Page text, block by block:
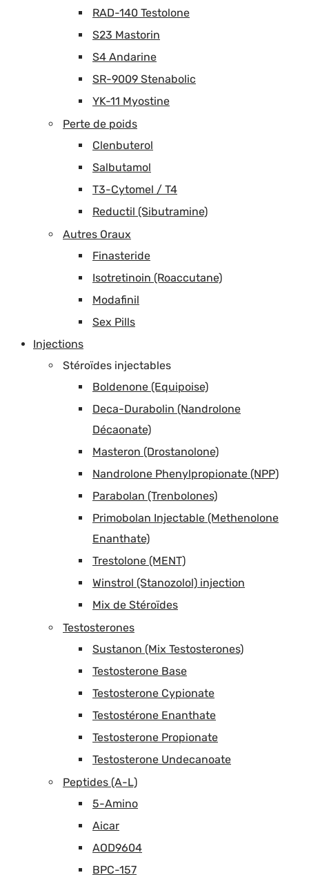
RAD-140 Testolone
S23 Mastorin
S4 Andarine
SR-9009 Stenabolic
YK-11 Myostine
Perte de poids
Clenbuterol
Salbutamol
T3-Cytomel / T4
Reductil (Sibutramine)
Autres Oraux
Finasteride
Isotretinoin (Roaccutane)
Modafinil
Sex Pills
Injections
Stéroïdes injectables
Boldenone (Equipoise)
Deca-Durabolin (Nandrolone
Décaonate)
Masteron (Drostanolone)
Nandrolone Phenylpropionate (NPP)
Parabolan (Trenbolones)
Primobolan Injectable (Methenolone
Enanthate)
Trestolone (MENT)
Winstrol (Stanozolol) injection
Mix de Stéroïdes
Testosterones
Sustanon (Mix Testosterones)
Testosterone Base
Testosterone Cypionate
Testostérone Enanthate
Testosterone Propionate
Testosterone Undecanoate
Peptides (A-L)
5-Amino
Aicar
AOD9604
BPC-157